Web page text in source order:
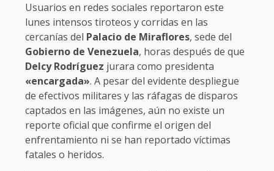
Usuarios en redes sociales reportaron este
lunes intensos tiroteos y corridas en las
cercanías del Palacio de Miraflores, sede del
Gobierno de Venezuela, horas después de que
Delcy Rodríguez jurara como presidenta
«encargada». A pesar del evidente despliegue
de efectivos militares y las ráfagas de disparos
captados en las imágenes, aún no existe un
reporte oficial que confirme el origen del
enfrentamiento ni se han reportado víctimas
fatales o heridos.